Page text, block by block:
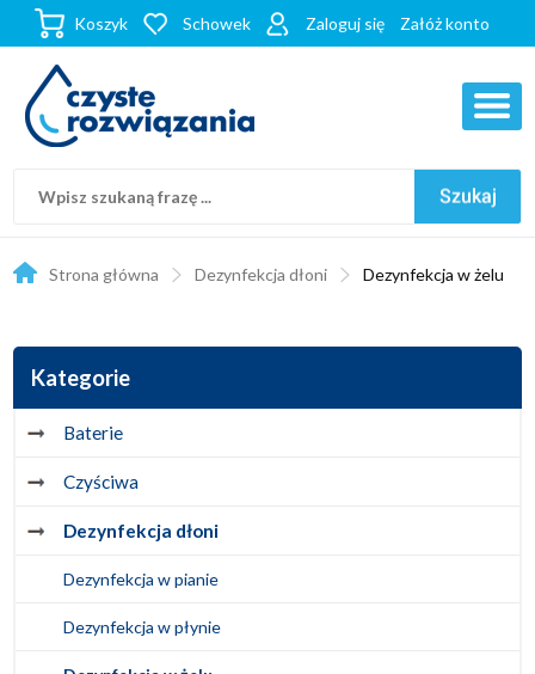
Koszyk Schowek Zaloguj się Załóż konto
Strona główna Dezynfekcja dłoni Dezynfekcja w żelu
Kategorie
Baterie
Czyściwa
Dezynfekcja dłoni
Dezynfekcja w pianie
Dezynfekcja w płynie